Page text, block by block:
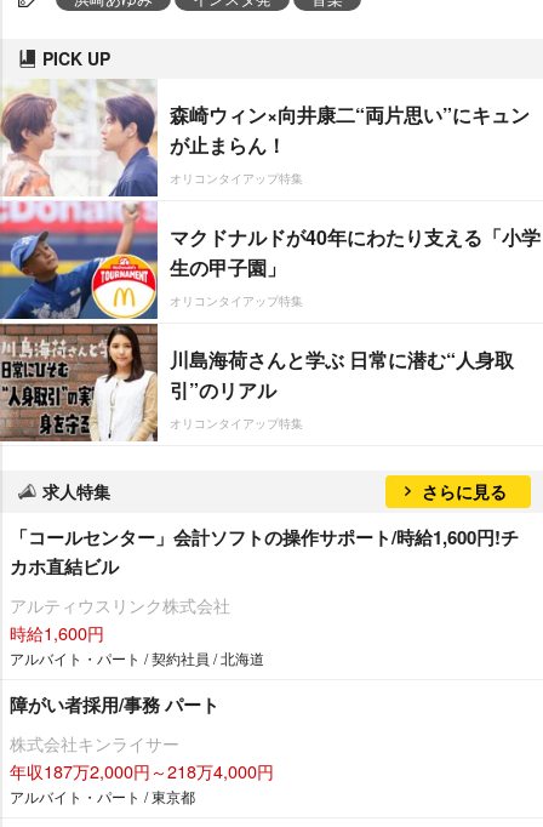
PICK UP
森崎ウィン×向井康二“両片思い”にキュン
が止まらん！
オリコンタイアップ特集
マクドナルドが40年にわたり支える「小学
生の甲子園」
オリコンタイアップ特集
川島海荷さんと学ぶ 日常に潜む“人身取
引”のリアル
オリコンタイアップ特集
求人特集 さらに見る
「コールセンター」会計ソフトの操作サポート/時給1,600円!チ
カホ直結ビル
アルティウスリンク株式会社
時給1,600円
アルバイト・パート / 契約社員 / 北海道
障がい者採用/事務 パート
株式会社キンライサー
年収187万2,000円～218万4,000円
アルバイト・パート / 東京都